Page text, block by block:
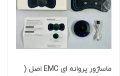
ماساژور پروانه ای EMC اصل (